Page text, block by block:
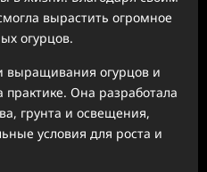
вырастить огромное
огурцов.
выращивания огурцов и
Она разработала
грунта и освещения,
условия для роста и